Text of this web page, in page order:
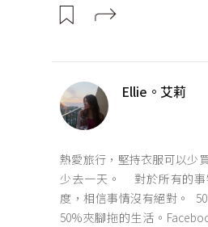
Ellie。艾莉
熱愛旅行，堅持衣服可以少
少去一天。 對於所有的事
度，相信事情沒有絕對。
50%夾腳拖的生活。